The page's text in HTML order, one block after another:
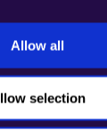
Allow all
selection
Support